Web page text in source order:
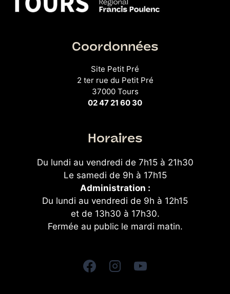
Coordonnées
Site Petit Pré
2 ter rue du Petit Pré
37000 Tours
02 47 21 60 30
Horaires
Du lundi au vendredi de 7h15 à 21h30
Le samedi de 9h à 17h15
Administration :
Du lundi au vendredi de 9h à 12h15
et de 13h30 à 17h30.
Fermée au public le mardi matin.